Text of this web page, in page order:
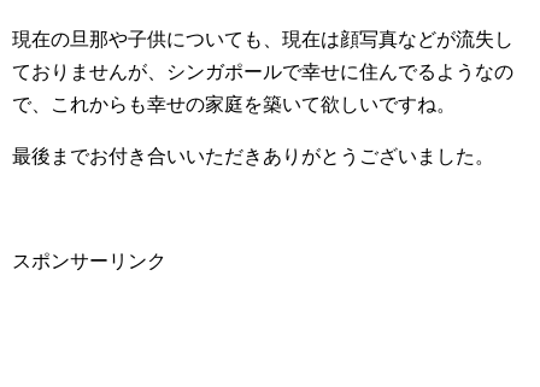
現在の旦那や子供についても、現在は顔写真などが流失し
ておりませんが、シンガポールで幸せに住んでるようなの
で、これからも幸せの家庭を築いて欲しいですね。
最後までお付き合いいただきありがとうございました。
スポンサーリンク